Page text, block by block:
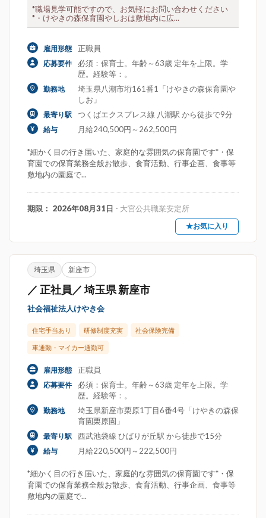
*職場見学可能ですので、お気軽にお問い合わせください
*・けやきの森保育園やしおは敷地内に広...
雇用形態 正職員
応募要件
必須：保育士。年齢～63歳 定年を上限。学
歴。経験等：。
勤務地
埼玉県八潮市垳161番1「けやきの森保育園や
しお」
最寄り駅 つくばエクスプレス線 八潮駅 から徒歩で9分
給与 月給240,500円～262,500円
*細かく目の行き届いた、家庭的な雰囲気の保育園です*・保
育園での保育業務全般お散歩、食育活動、行事企画、食事等
敷地内の園庭で...
期限： 2026年08月31日 - 大宮公共職業安定所
★お気に入り
埼玉県 新座市
／ 正社員／ 埼玉県 新座市
社会福祉法人けやき会
住宅手当あり 研修制度充実 社会保険完備
車通勤・マイカー通勤可
雇用形態 正職員
応募要件
必須：保育士。年齢～63歳 定年を上限。学
歴。経験等：。
勤務地
埼玉県新座市栗原1丁目6番4号「けやきの森保
育園栗原園」
最寄り駅 西武池袋線 ひばりが丘駅 から徒歩で15分
給与 月給220,500円～222,500円
*細かく目の行き届いた、家庭的な雰囲気の保育園です*・保
育園での保育業務全般お散歩、食育活動、行事企画、食事等
敷地内の園庭で...